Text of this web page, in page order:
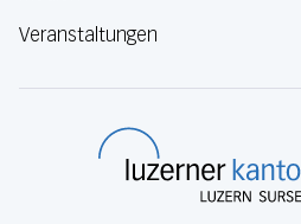
Veranstaltungen